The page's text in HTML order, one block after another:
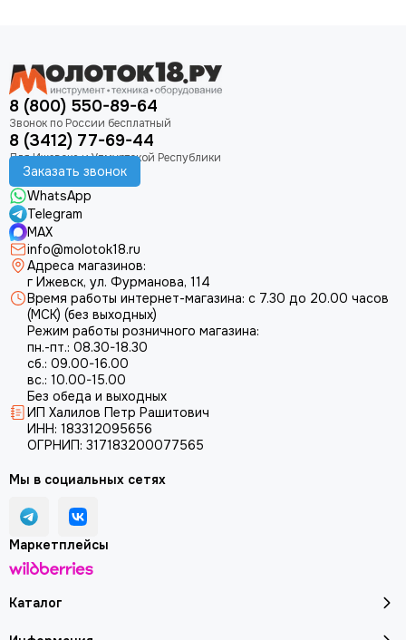
8 (800) 550-89-64
8 (3412) 77-69-44
Заказать звонок
WhatsApp
Telegram
MAX
info@molotok18.ru
Адреса магазинов:
г Ижевск, ул. Фурманова, 114
Время работы интернет-магазина: с 7.30 до 20.00 часов
(МСК) (без выходных)
Режим работы розничного магазина:
пн.-пт.: 08.30-18.30
сб.: 09.00-16.00
вс.: 10.00-15.00
Без обеда и выходных
ИП Халилов Петр Рашитович
ИНН: 183312095656
ОГРНИП: 317183200077565
Каталог
Мы в социальных сетях
Маркетплейсы